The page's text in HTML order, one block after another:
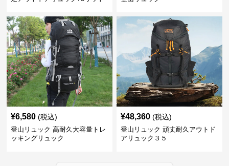
¥6,580 (税込)
登山リュック 高耐久大容量トレ
ッキングリュック
¥48,360 (税込)
登山リュック 頑丈耐久アウトド
アリュック３５